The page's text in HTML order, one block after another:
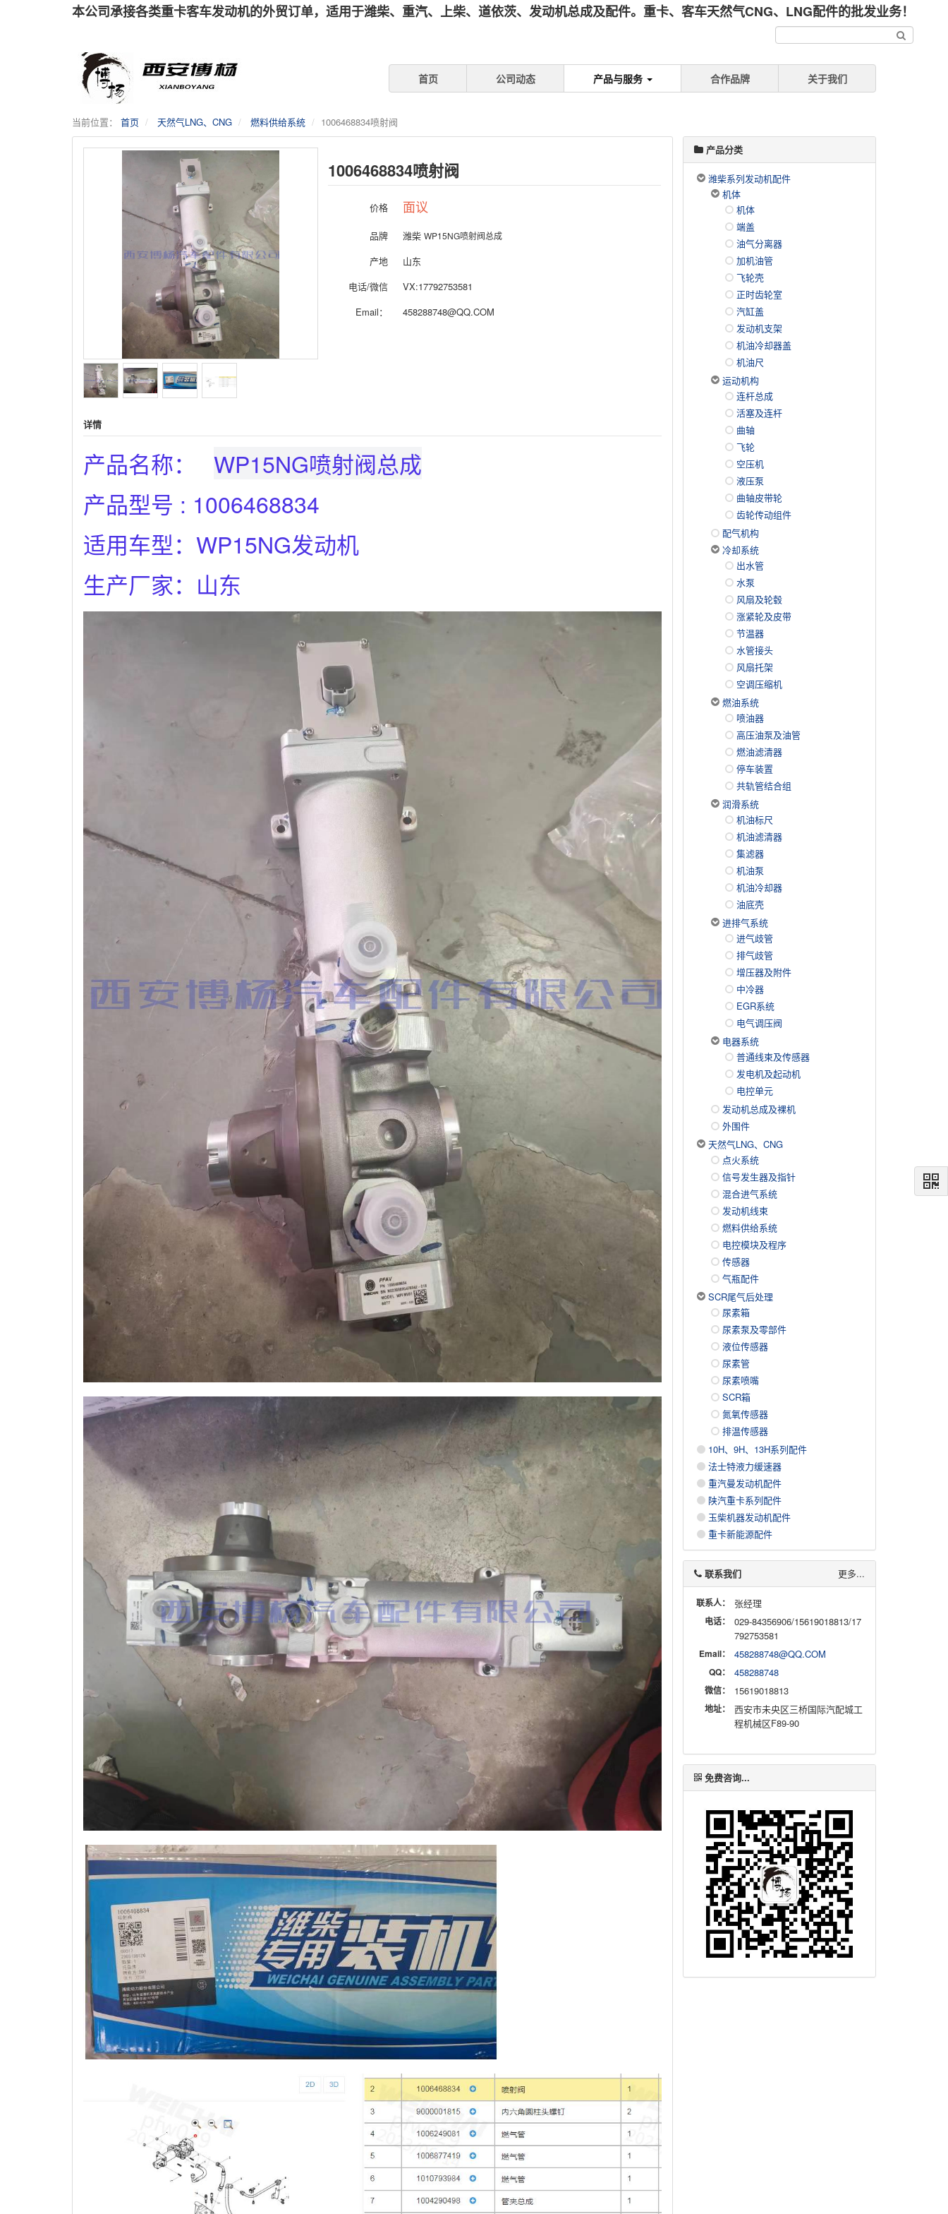
本公司承接各类重卡客车发动机的外贸订单，适用于潍柴、重汽、上柴、道依茨、发动机总成及配件。重卡、客车天然气CNG、LNG配件的批发业务！
首页 公司动态 产品与服务 合作品牌 关于我们
当前位置： 首页 天然气LNG、CNG 燃料供给系统 1006468834喷射阀
1006468834喷射阀
价格 面议
品牌 潍柴WP15NG喷射阀总成
产地
山东
电话/微信
VX:17792753581
Email：
458288748@QQ.COM
详情
产品名称：
WP15NG喷射阀总成
产品型号 : 1006468834
适用车型：WP15NG发动机
生产厂家：山东
产品分类
潍柴系列发动机配件
机体
机体
端盖
油气分离器
加机油管
飞轮壳
正时齿轮室
汽缸盖
发动机支架
机油冷却器盖
机油尺
运动机构
连杆总成
活塞及连杆
曲轴
飞轮
空压机
液压泵
曲轴皮带轮
齿轮传动组件
配气机构
冷却系统
出水管
水泵
风扇及轮毂
涨紧轮及皮带
节温器
水管接头
风扇托架
空调压缩机
燃油系统
喷油器
高压油泵及油管
燃油滤清器
停车装置
共轨管结合组
润滑系统
机油标尺
机油滤清器
集滤器
机油泵
机油冷却器
油底壳
进排气系统
进气歧管
排气歧管
增压器及附件
中冷器
EGR系统
电气调压阀
电器系统
普通线束及传感器
发电机及起动机
电控单元
发动机总成及裸机
外围件
天然气LNG、CNG
点火系统
信号发生器及指针
混合进气系统
发动机线束
燃料供给系统
电控模块及程序
传感器
气瓶配件
SCR尾气后处理
尿素箱
尿素泵及零部件
液位传感器
尿素管
尿素喷嘴
SCR箱
氮氧传感器
排温传感器
10H、9H、13H系列配件
法士特液力缓速器
重汽曼发动机配件
陕汽重卡系列配件
玉柴机器发动机配件
重卡新能源配件
联系我们 更多...
联系人： 张经理
电话：
029-84356906/15619018813/17
792753581
Email： 458288748@QQ.COM
QQ： 458288748
微信： 15619018813
地址：
西安市未央区三桥国际汽配城工
程机械区F89-90
免费咨询...